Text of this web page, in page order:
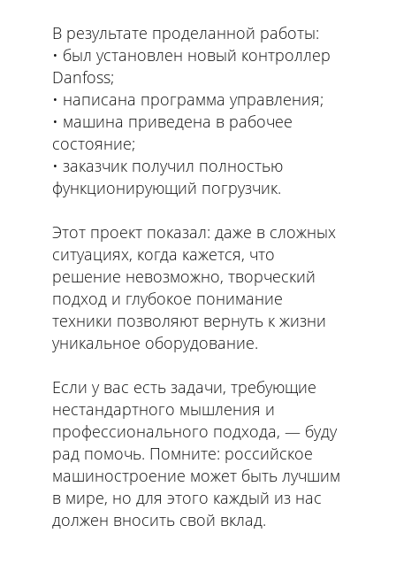
В результате проделанной работы:
был установлен новый контроллер
Danfoss;
написана программа управления;
машина приведена в рабочее
состояние;
заказчик получил полностью
функционирующий погрузчик.
Этот проект показал: даже в сложных
ситуациях, когда кажется, что
решение невозможно, творческий
подход и глубокое понимание
техники позволяют вернуть к жизни
уникальное оборудование.
Если у вас есть задачи, требующие
нестандартного мышления и
профессионального подхода, — буду
рад помочь. Помните: российское
машиностроение может быть лучшим
в мире, но для этого каждый из нас
должен вносить свой вклад.